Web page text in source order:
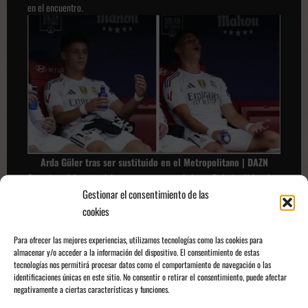
Gestionar el consentimiento de las
cookies
Para ofrecer las mejores experiencias, utilizamos tecnologías como las cookies para
almacenar y/o acceder a la información del dispositivo. El consentimiento de estas
tecnologías nos permitirá procesar datos como el comportamiento de navegación o las
identificaciones únicas en este sitio. No consentir o retirar el consentimiento, puede afectar
negativamente a ciertas características y funciones.
en el encuentro.
Arda Güler tras ser sustituido en el Metropolitano | DAZN
Otra pieza del centro del campo que genera dudas es Federico Valverde.
El uruguayo ha sido clave en los últimos años jugando en varias
posiciones. Ha tenido un arranque de temporada menos vistoso que el
estaba dominando más que la pasada campaña. Su partido en el derbi
queda reflejado en la jugada en la que entrega mal el balón a Tchouameni
y acaba en gol de Griezmann.
En los próximos partidos, a pesar de que Xabi Alonso parecía estar